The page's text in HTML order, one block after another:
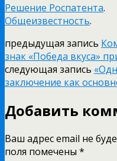
Решение Роспатента.
Общеизвестность.
предыдущая запись
знак «Победа вкуса»
следующая запись
заключение как
Добавить
Ваш адрес email не
поля помечены *